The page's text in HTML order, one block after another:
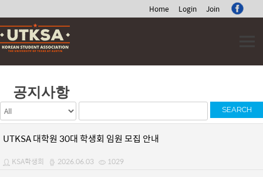
Home Login Join
Skip
to
content
공지사항
SEARCH
UTKSA 대학원 30대 학생회 임원 모집 안내
KSA학생회 2026.06.03 1029